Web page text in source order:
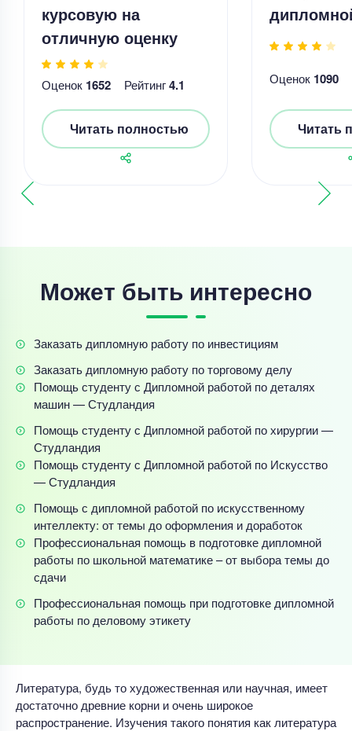
курсовую на
отличную оценку
Оценок 1652 Рейтинг4.1
Читать полностью
Оценок 1090
Читать
Может быть интересно
Заказать дипломную работу по инвестициям
Заказать дипломную работу по торговому делу
Помощь студенту с Дипломной работой по деталях
машин — Студландия
Помощь студенту с Дипломной работой по хирургии —
Студландия
Помощь студенту с Дипломной работой по Искусство
— Студландия
Помощь с дипломной работой по искусственному
интеллекту: от темы до оформления и доработок
Профессиональная помощь в подготовке дипломной
работы по школьной математике – от выбора темы до
сдачи
Профессиональная помощь при подготовке дипломной
работы по деловому этикету
Литература, будь то художественная или научная, имеет
достаточно древние корни и очень широкое
распространение. Изучения такого понятия как литература